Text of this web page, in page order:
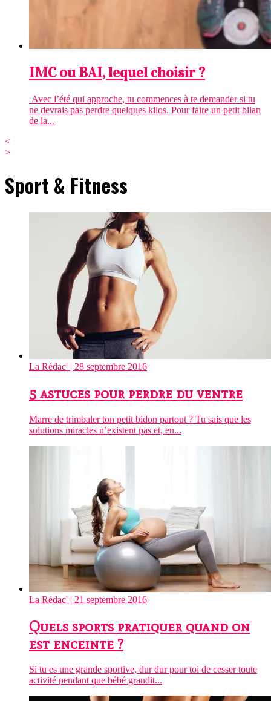
IMC ou BAI, lequel choisir ?
Avec l’été qui approche, tu commences à te demander si tu
ne devrais pas perdre quelques kilos. Pour faire un petit bilan
de la...
<
>
Sport & Fitness
La Rédac' | 28 septembre 2016
5 astuces pour perdre du ventre
Marre de trimbaler ton petit bidon partout ? Tu sais que les
solutions miracles n’existent pas et, en...
La Rédac' | 21 septembre 2016
Quels sports pratiquer quand on
est enceinte ?
Si tu es une grande sportive, dur dur pour toi de cesser toute
activité pendant que bébé grandit...